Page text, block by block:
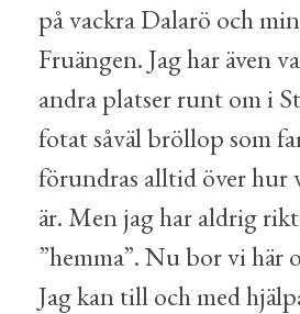
på vackra Dalarö och
Fruängen. Jag har även
andra platser runt om i
fotat såväl bröllop som
förundras alltid över hur
är. Men jag har aldrig
”hemma”. Nu bor vi här
Jag kan till och med